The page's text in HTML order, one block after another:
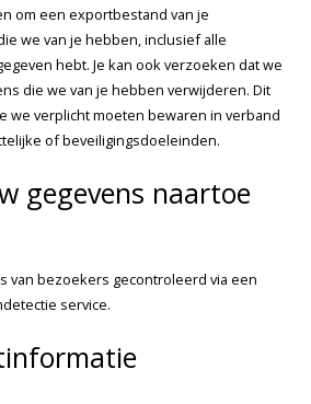
om een exportbestand van je
we van je hebben, inclusief alle
hebt. Je kan ook verzoeken dat we
die we van je hebben verwijderen. Dit
we verplicht moeten bewaren in verband
of beveiligingsdoeleinden.
gegevens naartoe
van bezoekers gecontroleerd via een
service.